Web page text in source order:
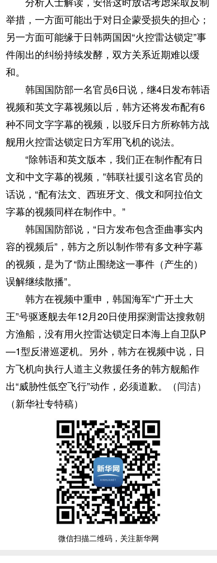
举措，一方面可能出于对日企蒙受损失的担心；
另一方面可能缘于日韩两国因“火控雷达锁定”事
件闹出的纠纷持续发酵，双方关系近期难以缓
和。
韩国国防部一名官员6日说，继4日发布韩语
视频和英文字幕视频以后，韩方还将发布配有6
种不同文字字幕的视频，以驳斥日方所称韩方战
舰用火控雷达锁定日方军用飞机的说法。
“除韩语和英文版本，我们正在制作配有日
文和中文字幕的视频，”韩联社援引这名官员的
话说，“配有法文、西班牙文、俄文和阿拉伯文
字幕的视频同样在制作中。”
韩国国防部说，“日方发布包含歪曲事实内
容的视频后”，韩方之所以制作带有多文种字幕
的视频，是为了“防止围绕这一事件（产生的）
误解继续散播”。
韩方在视频中重申，韩国海军“广开土大
王”号驱逐舰去年12月20日使用探测雷达搜救朝
方渔船，没有用火控雷达锁定日本海上自卫队P
—1型反潜巡逻机。另外，韩方在视频中说，日
方飞机向执行人道主义救援任务的韩方舰船作
出“威胁性低空飞行”动作，必须道歉。（闫洁）
（新华社专特稿）
微信扫描二维码，关注新华网